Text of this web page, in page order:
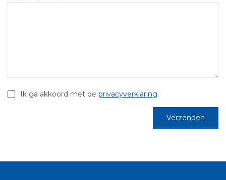
Ik ga akkoord met de privacyverklaring.
Verzenden